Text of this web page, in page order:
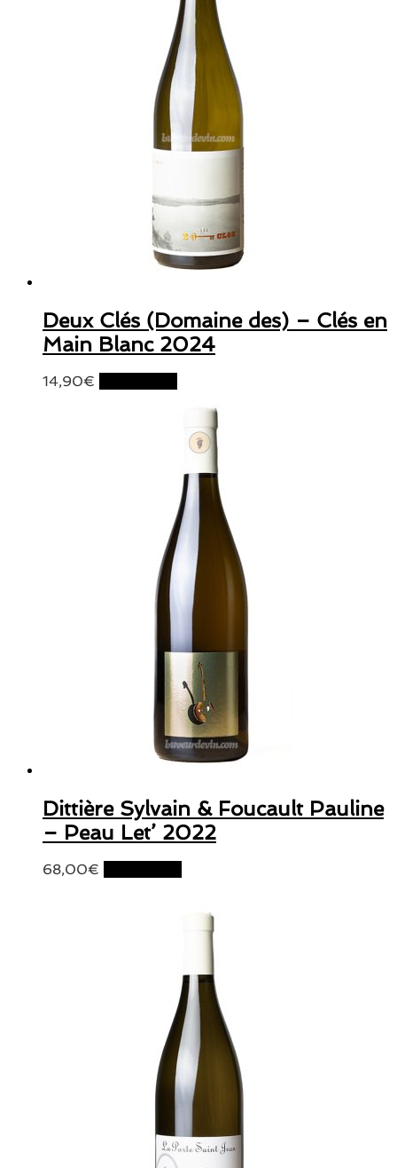
Deux Clés (Domaine des) – Clés en
Main Blanc 2024
14,90€
Dittière Sylvain & Foucault Pauline
– Peau Let’ 2022
68,00€